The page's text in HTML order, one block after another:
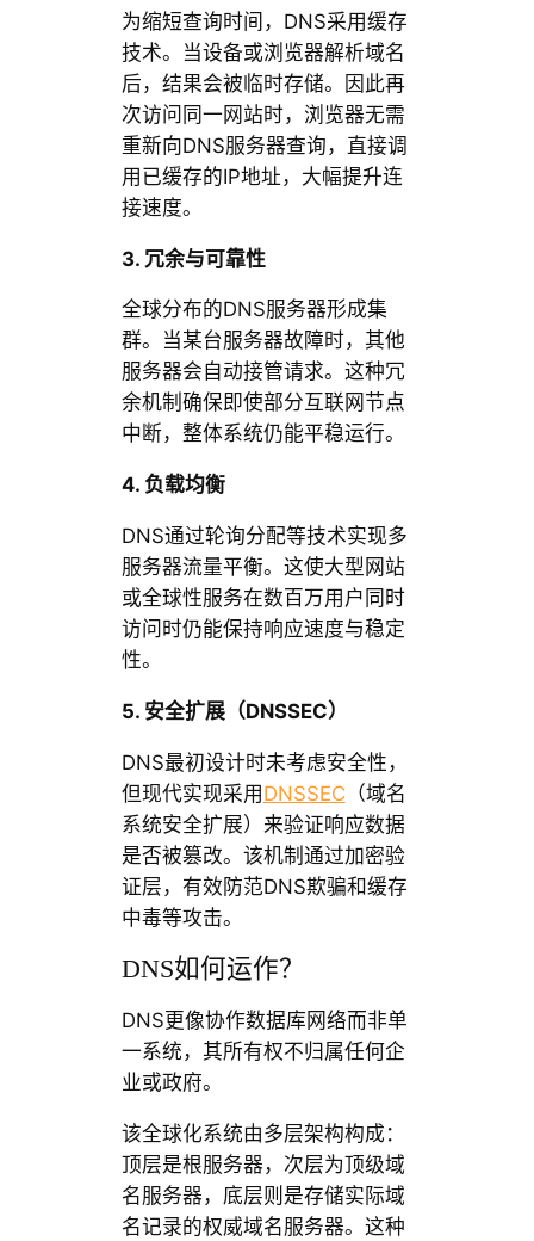
为缩短查询时间，DNS采用缓存
技术。当设备或浏览器解析域名
后，结果会被临时存储。因此再
次访问同一网站时，浏览器无需
重新向DNS服务器查询，直接调
用已缓存的IP地址，大幅提升连
接速度。
3. 冗余与可靠性
全球分布的DNS服务器形成集
群。当某台服务器故障时，其他
服务器会自动接管请求。这种冗
余机制确保即使部分互联网节点
中断，整体系统仍能平稳运行。
4. 负载均衡
DNS通过轮询分配等技术实现多
服务器流量平衡。这使大型网站
或全球性服务在数百万用户同时
访问时仍能保持响应速度与稳定
性。
5. 安全扩展（DNSSEC）
DNS最初设计时未考虑安全性，
但现代实现采用DNSSEC（域名
系统安全扩展）来验证响应数据
是否被篡改。该机制通过加密验
证层，有效防范DNS欺骗和缓存
中毒等攻击。
DNS如何运作？
DNS更像协作数据库网络而非单
一系统，其所有权不归属任何企
业或政府。
该全球化系统由多层架构构成：
顶层是根服务器，次层为顶级域
名服务器，底层则是存储实际域
名记录的权威域名服务器。这种